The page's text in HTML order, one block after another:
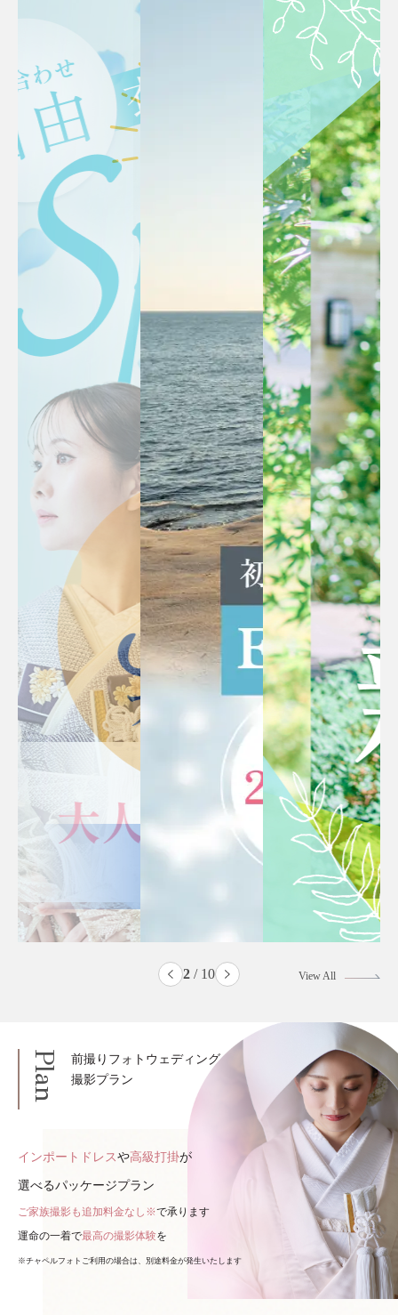
2 / 10 View All
Plan
前撮りフォトウェディング
撮影プラン
インポートドレスや高級打掛が
選べるパッケージプラン
ご家族撮影も追加料金なし※で承ります
運命の一着で最高の撮影体験を
※チャペルフォトご利用の場合は、別途料金が発生いたします